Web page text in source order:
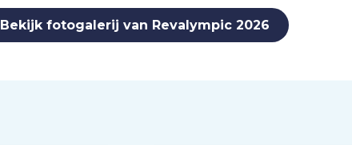
Bekijk fotogalerij van Revalympic 2026